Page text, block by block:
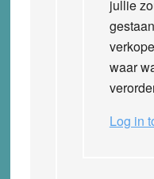
jullie
waar
Log in